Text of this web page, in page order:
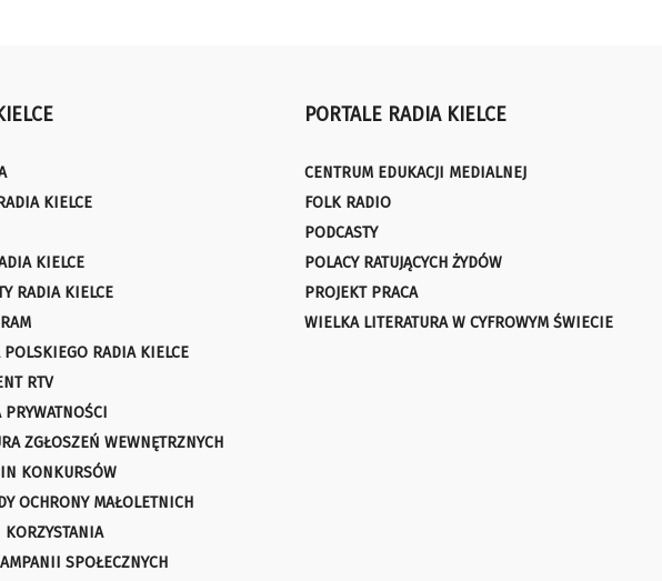
KIELCE
KIELCE
RADIA KIELCE
RADIA KIELCE
RTV
ZGŁOSZEŃ WEWNĘTRZNYCH
KONKURSÓW
OCHRONY MAŁOLETNICH
SPOŁECZNYCH
PORTALE RADIA KIELCE
CENTRUM EDUKACJI MEDIALNEJ
FOLK RADIO
PODCASTY
POLACY RATUJĄCYCH ŻYDÓW
PROJEKT PRACA
WIELKA LITERATURA W CYFROWYM ŚWIECIE